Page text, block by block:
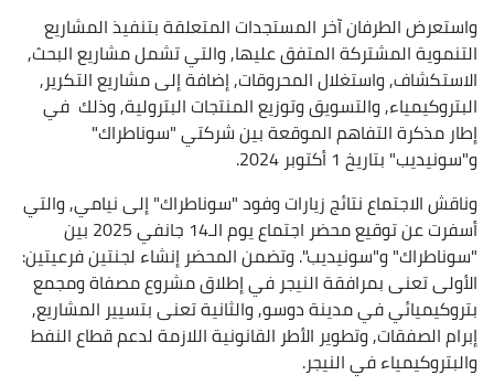
واستعرض الطرفان آخر المستجدات المتعلقة بتنفيذ المشاريع
التنموية المشتركة المتفق عليها, والتي تشمل مشاريع البحث,
الاستكشاف, واستغلال المحروقات, إضافة إلى مشاريع التكرير,
البتروكيمياء, والتسويق وتوزيع المنتجات البترولية, وذلك في
إطار مذكرة التفاهم الموقعة بين شركتي "سوناطراك"
و"سونيديب" بتاريخ 1 أكتوبر 2024.
وناقش الاجتماع نتائج زيارات وفود "سوناطراك" إلى نيامي, والتي
أسفرت عن توقيع محضر اجتماع يوم الـ14 جانفي 2025 بين
"سوناطراك" و"سونيديب". وتضمن المحضر إنشاء لجنتين فرعيتين:
الأولى تعنى بمرافقة النيجر في إطلاق مشروع مصفاة ومجمع
بتروكيميائي في مدينة دوسو, والثانية تعنى بتسيير المشاريع,
إبرام الصفقات, وتطوير الأطر القانونية اللازمة لدعم قطاع النفط
والبتروكيمياء في النيجر.